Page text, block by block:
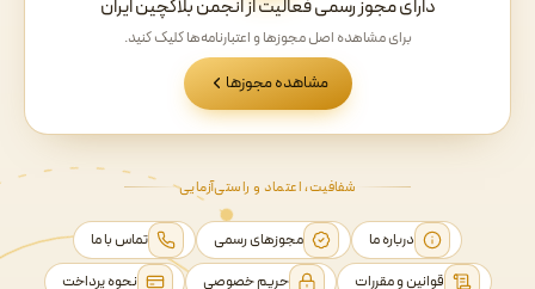
دارای مجوز رسمی فعالیت از انجمن بلاکچین ایران
برای مشاهده اصل مجوزها و اعتبارنامه‌ها کلیک کنید.
مشاهده مجوزها
شفافیت، اعتماد و راستی‌آزمایی
درباره ما مجوزهای رسمی
تماس با ما
قوانین و مقررات
حریم خصوصی نحوه پرداخت